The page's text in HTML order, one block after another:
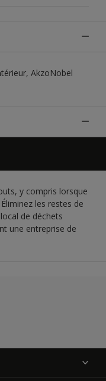
AkzoNobel
y compris lorsque
les restes de
de déchets
une entreprise de